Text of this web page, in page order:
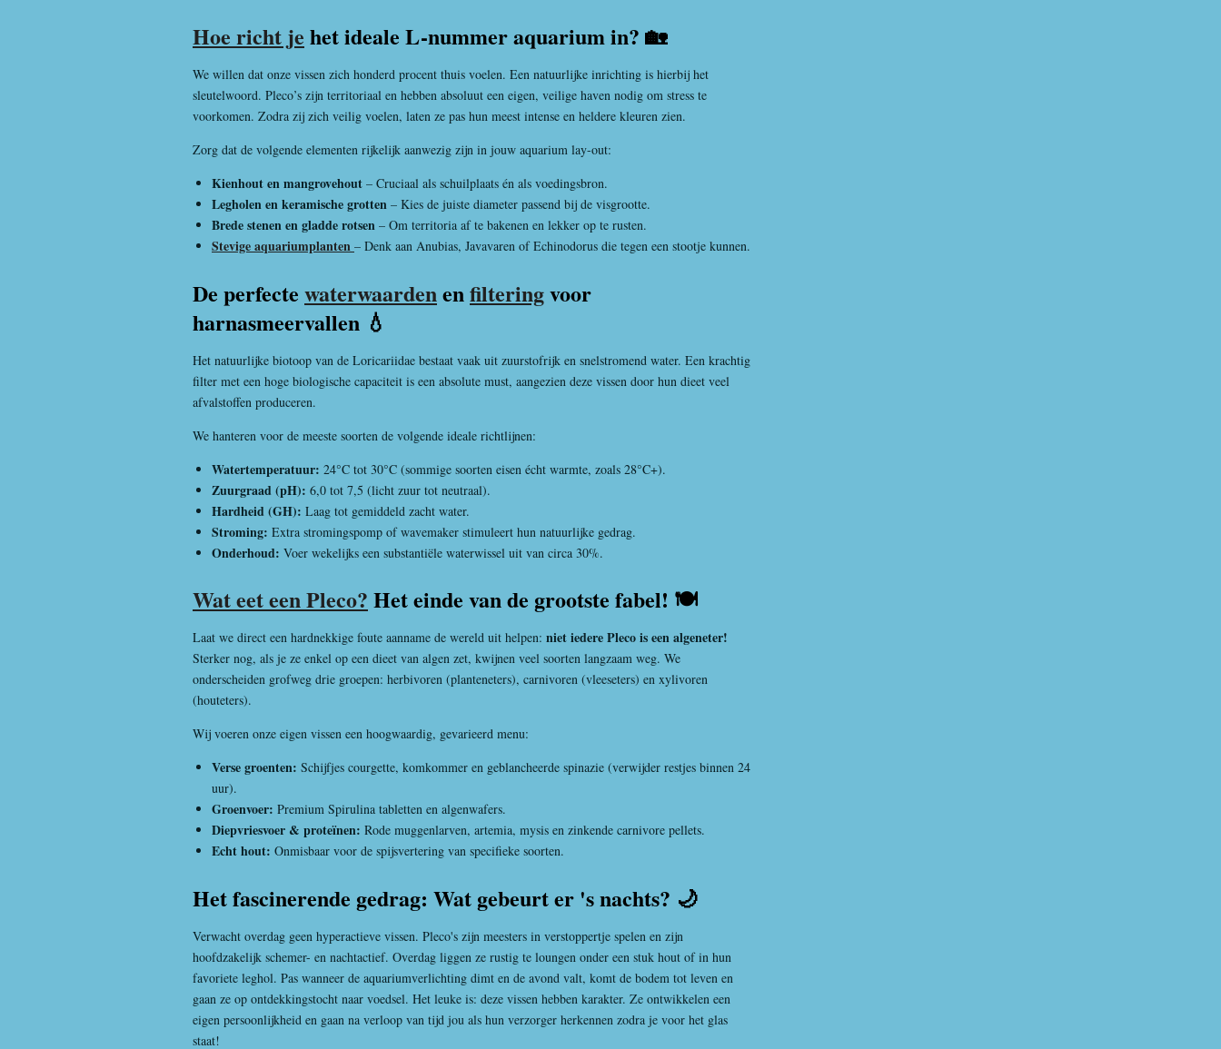
Hoe richt je het ideale L-nummer aquarium in? 🏡
We willen dat onze vissen zich honderd procent thuis voelen. Een natuurlijke inrichting is hierbij het
sleutelwoord. Pleco’s zijn territoriaal en hebben absoluut een eigen, veilige haven nodig om stress te
voorkomen. Zodra zij zich veilig voelen, laten ze pas hun meest intense en heldere kleuren zien.
Zorg dat de volgende elementen rijkelijk aanwezig zijn in jouw aquarium lay-out:
Kienhout en mangrovehout – Cruciaal als schuilplaats én als voedingsbron.
Legholen en keramische grotten – Kies de juiste diameter passend bij de visgrootte.
Brede stenen en gladde rotsen – Om territoria af te bakenen en lekker op te rusten.
Stevige aquariumplanten – Denk aan Anubias, Javavaren of Echinodorus die tegen een stootje kunnen.
De perfecte waterwaardenenfilteringvoor
harnasmeervallen 💧
Het natuurlijke biotoop van de Loricariidae bestaat vaak uit zuurstofrijk en snelstromend water. Een krachtig
filter met een hoge biologische capaciteit is een absolute must, aangezien deze vissen door hun dieet veel
afvalstoffen produceren.
We hanteren voor de meeste soorten de volgende ideale richtlijnen:
Watertemperatuur: 24°C tot 30°C (sommige soorten eisen écht warmte, zoals 28°C+).
Zuurgraad (pH): 6,0 tot 7,5 (licht zuur tot neutraal).
Hardheid (GH): Laag tot gemiddeld zacht water.
Stroming: Extra stromingspomp of wavemaker stimuleert hun natuurlijke gedrag.
Onderhoud: Voer wekelijks een substantiële waterwissel uit van circa 30%.
Wat eet een Pleco? Het einde van de grootste fabel! 🍽️
Laat we direct een hardnekkige foute aanname de wereld uit helpen: niet iedere Pleco is een algeneter!
Sterker nog, als je ze enkel op een dieet van algen zet, kwijnen veel soorten langzaam weg. We
onderscheiden grofweg drie groepen: herbivoren (planteneters), carnivoren (vleeseters) en xylivoren
(houteters).
Wij voeren onze eigen vissen een hoogwaardig, gevarieerd menu:
Verse groenten: Schijfjes courgette, komkommer en geblancheerde spinazie (verwijder restjes binnen 24
uur).
Groenvoer: Premium Spirulina tabletten en algenwafers.
Diepvriesvoer & proteïnen: Rode muggenlarven, artemia, mysis en zinkende carnivore pellets.
Echt hout: Onmisbaar voor de spijsvertering van specifieke soorten.
Het fascinerende gedrag: Wat gebeurt er 's nachts? 🌙
Verwacht overdag geen hyperactieve vissen. Pleco's zijn meesters in verstoppertje spelen en zijn
hoofdzakelijk schemer- en nachtactief. Overdag liggen ze rustig te loungen onder een stuk hout of in hun
favoriete leghol. Pas wanneer de aquariumverlichting dimt en de avond valt, komt de bodem tot leven en
gaan ze op ontdekkingstocht naar voedsel. Het leuke is: deze vissen hebben karakter. Ze ontwikkelen een
eigen persoonlijkheid en gaan na verloop van tijd jou als hun verzorger herkennen zodra je voor het glas
staat!